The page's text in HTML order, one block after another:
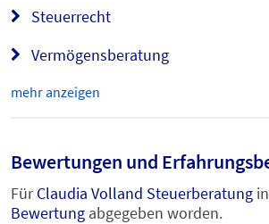
Steuerrecht
Vermögensberatung
mehr anzeigen
Bewertungen und
FürClaudia Volland Steuerberatung in
Bewertung abgegeben worden.